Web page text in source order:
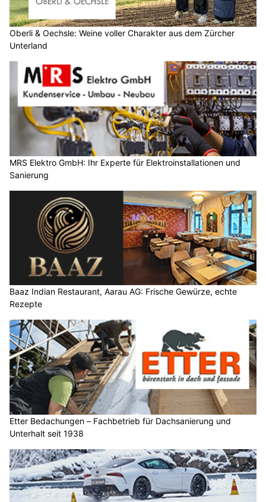
Oberli & Oechsle: Weine voller Charakter aus dem Zürcher
Unterland
MRS Elektro GmbH: Ihr Experte für Elektroinstallationen und
Sanierung
Baaz Indian Restaurant, Aarau AG: Frische Gewürze, echte
Rezepte
Etter Bedachungen – Fachbetrieb für Dachsanierung und
Unterhalt seit 1938